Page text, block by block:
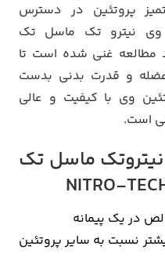
پروتئین در دسترس
وی نیترو تک ماسل تک
مطالعه غنی شده است تا
عضله و قدرت بدنی بدست
وی با کیفیت و عالی
است.
ماسل تک
بیشتر نسبت به سایر پروتئین